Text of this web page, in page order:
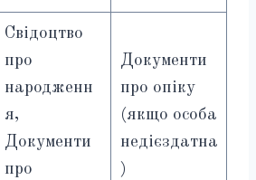
Свідоцтво
про
народженн
я,
Документи
про
Документи
про опіку
(якщо особа
недієздатна
)